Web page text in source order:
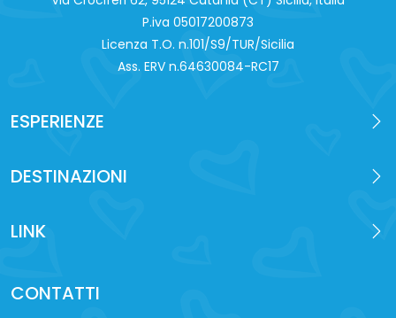
P.iva 0‍5017200873
Licenza T.O. n.101/S9/TUR/Sicilia
Ass. ERV n.64630084-RC17
ESPERIENZE
DESTINAZIONI
LINK
CONTATTI